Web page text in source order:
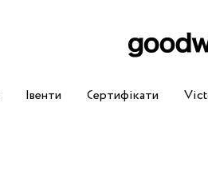
Івенти Сертифікати